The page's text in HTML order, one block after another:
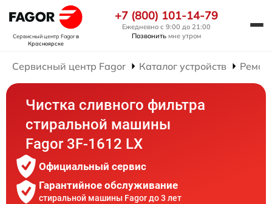
Сервисный центр Fagorв
Красноярске
+7 (800) 101-14-79
Ежедневно с 9:00 до 21:00
Позвонить мне утром
Сервисный центр Fagor Каталог устройств
Чистка сливного фильтра
стиральной машины
Fagor 3F-1612 LX
Официальный сервис
Гарантийное обслуживание
стиральной машины Fagor до 3 лет